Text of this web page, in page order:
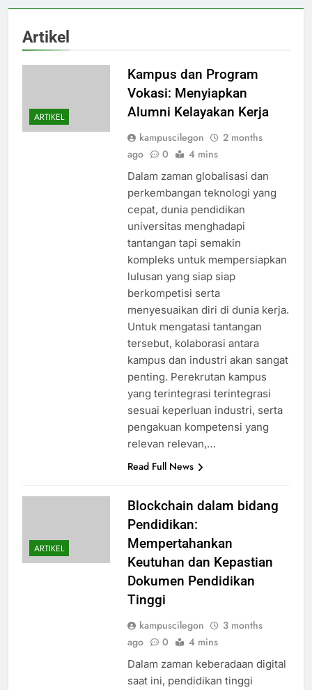
Artikel
ARTIKEL
Kampus dan Program
Vokasi: Menyiapkan
Alumni Kelayakan Kerja
kampuscilegon
2 months
ago
0 4 mins
Dalam zaman globalisasi dan
perkembangan teknologi yang
cepat, dunia pendidikan
universitas menghadapi
tantangan tapi semakin
kompleks untuk mempersiapkan
lulusan yang siap siap
berkompetisi serta
menyesuaikan diri di dunia kerja.
Untuk mengatasi tantangan
tersebut, kolaborasi antara
kampus dan industri akan sangat
penting. Perekrutan kampus
yang terintegrasi terintegrasi
sesuai keperluan industri, serta
pengakuan kompetensi yang
relevan relevan,…
Read Full News
ARTIKEL
Blockchain dalam bidang
Pendidikan:
Mempertahankan
Keutuhan dan Kepastian
Dokumen Pendidikan
Tinggi
kampuscilegon
3 months
ago
0 4 mins
Dalam zaman keberadaan digital
saat ini, pendidikan tinggi